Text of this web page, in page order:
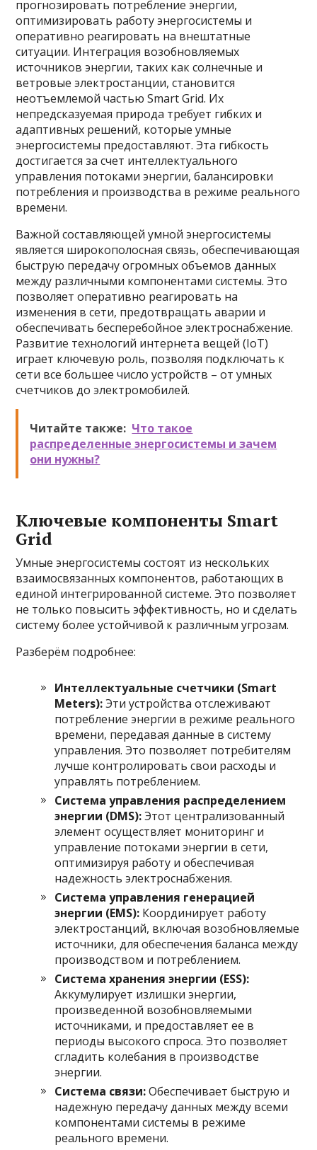
прогнозировать потребление энергии,
оптимизировать работу энергосистемы и
оперативно реагировать на внештатные
ситуации. Интеграция возобновляемых
источников энергии, таких как солнечные и
ветровые электростанции, становится
неотъемлемой частью Smart Grid. Их
непредсказуемая природа требует гибких и
адаптивных решений, которые умные
энергосистемы предоставляют. Эта гибкость
достигается за счет интеллектуального
управления потоками энергии, балансировки
потребления и производства в режиме реального
времени.
Важной составляющей умной энергосистемы
является широкополосная связь, обеспечивающая
быструю передачу огромных объемов данных
между различными компонентами системы. Это
позволяет оперативно реагировать на
изменения в сети, предотвращать аварии и
обеспечивать бесперебойное электроснабжение.
Развитие технологий интернета вещей (IoT)
играет ключевую роль, позволяя подключать к
сети все большее число устройств – от умных
счетчиков до электромобилей.
Читайте также: Что такое
распределенные энергосистемы и зачем
они нужны?
Ключевые компоненты Smart
Grid
Умные энергосистемы состоят из нескольких
взаимосвязанных компонентов, работающих в
единой интегрированной системе. Это позволяет
не только повысить эффективность, но и сделать
систему более устойчивой к различным угрозам.
Разберём подробнее:
Интеллектуальные счетчики (Smart
Meters):Эти устройства отслеживают
потребление энергии в режиме реального
времени, передавая данные в систему
управления. Это позволяет потребителям
лучше контролировать свои расходы и
управлять потреблением.
Система управления распределением
энергии (DMS):Этот централизованный
элемент осуществляет мониторинг и
управление потоками энергии в сети,
оптимизируя работу и обеспечивая
надежность электроснабжения.
Система управления генерацией
энергии (EMS): Координирует работу
электростанций, включая возобновляемые
источники, для обеспечения баланса между
производством и потреблением.
Система хранения энергии (ESS):
Аккумулирует излишки энергии,
произведенной возобновляемыми
источниками, и предоставляет ее в
периоды высокого спроса. Это позволяет
сгладить колебания в производстве
энергии.
Система связи:Обеспечивает быструю и
надежную передачу данных между всеми
компонентами системы в режиме
реального времени.